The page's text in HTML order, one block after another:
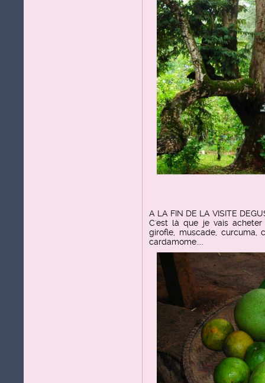
A LA FIN DE LA VISITE
C'est là que je vais
girofle, muscade, curcuma,
cardamome....